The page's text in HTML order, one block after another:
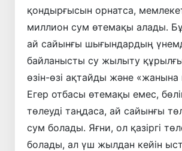
қондырғысын орнатса,
миллион сум өтемақы алады.
ай сайынғы шығындардың
байланысты су жылыту
өзін-өзі ақтайды және «жанына
Егер отбасы өтемақы емес,
төлеуді таңдаса, ай сайынғы
сум болады. Яғни, ол қазіргі
болады, ал үш жылдан кейін